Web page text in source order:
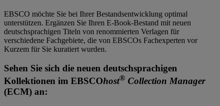
EBSCO möchte Sie bei Ihrer Bestandsentwicklung optimal
unterstützen. Ergänzen Sie Ihren E-Book-Bestand mit neuen
deutschsprachigen Titeln von renommierten Verlagen für
verschiedene Fachgebiete, die von EBSCOs Fachexperten vor
Kurzem für Sie kuratiert wurden.
Sehen Sie sich die neuen deutschsprachigen
Kollektionen im EBSCOhost® Collection Manager
(ECM) an:​